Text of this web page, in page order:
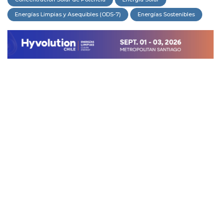
Energías Limpias y Asequibles (ODS-7) Energías Sostenibles